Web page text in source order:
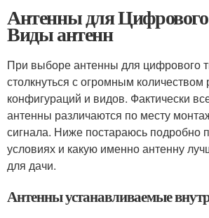
Антенны для
Виды антенн
При выборе антенны для цифрового
столкнуться с огромным
конфигураций и видов. Фактически
антенны различаются по месту
сигнала. Ниже постараюсь подробно
условиях и какую именно антенну
для дачи.
Антенны устанавливаемые